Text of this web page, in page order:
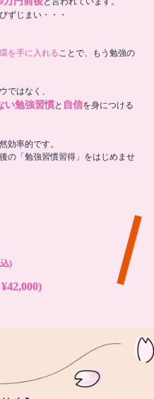
ずじまい・・・
を手に入れることで、もう勉強の
ではなく、
い勉強習慣と 自信を身につける
効率的です。
の「勉強習慣習得」をはじめませ
)
¥42,000)